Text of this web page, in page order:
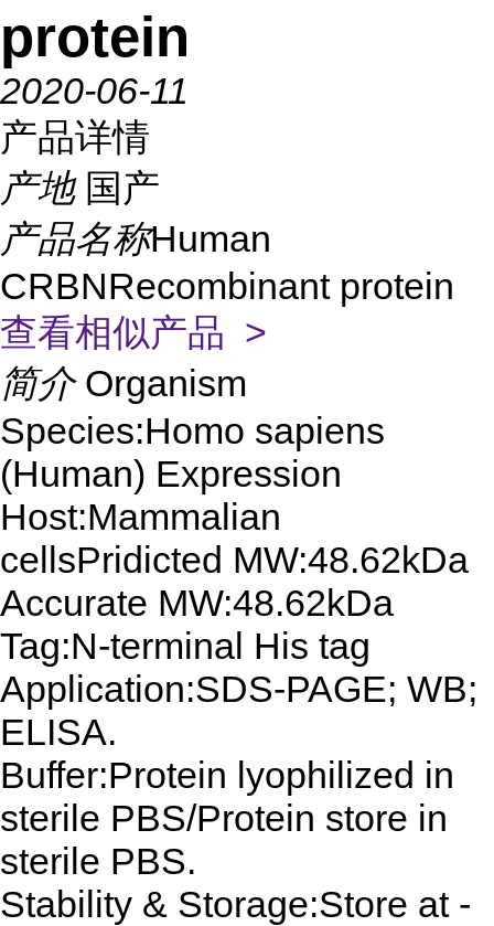
protein
2020-06-11
产品详情
产地 国产
产品名称Human
CRBNRecombinant protein
查看相似产品 >
简介 Organism
Species:Homo sapiens
(Human) Expression
Host:Mammalian
cellsPridicted MW:48.62kDa
Accurate MW:48.62kDa
Tag:N-terminal His tag
Application:SDS-PAGE; WB;
ELISA.
Buffer:Protein lyophilized in
sterile PBS/Protein store in
sterile PBS.
Stability & Storage:Store at -